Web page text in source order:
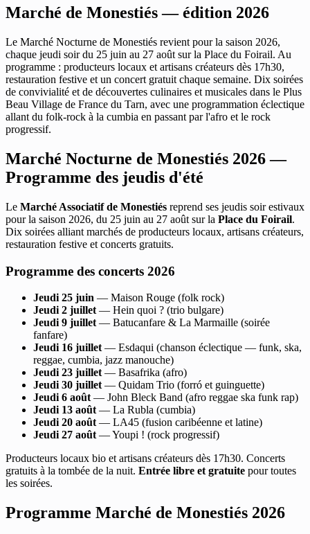
Marché de Monestiés — édition 2026
Le Marché Nocturne de Monestiés revient pour la saison 2026,
chaque jeudi soir du 25 juin au 27 août sur la Place du Foirail. Au
programme : producteurs locaux et artisans créateurs dès 17h30,
restauration festive et un concert gratuit chaque semaine. Dix soirées
de convivialité et de découvertes culinaires et musicales dans le Plus
Beau Village de France du Tarn, avec une programmation éclectique
allant du folk-rock à la cumbia en passant par l'afro et le rock
progressif.
Marché Nocturne de Monestiés 2026 —
Programme des jeudis d'été
Le Marché Associatif de Monestiés reprend ses jeudis soir estivaux
pour la saison 2026, du 25 juin au 27 août sur la Place du Foirail.
Dix soirées alliant marchés de producteurs locaux, artisans créateurs,
restauration festive et concerts gratuits.
Programme des concerts 2026
Jeudi 25 juin — Maison Rouge (folk rock)
Jeudi 2 juillet— Hein quoi ? (trio bulgare)
Jeudi 9 juillet— Batucanfare & La Marmaille (soirée
fanfare)
Jeudi 16 juillet— Esdaqui (chanson éclectique — funk, ska,
reggae, cumbia, jazz manouche)
Jeudi 23 juillet— Basafrika (afro)
Jeudi 30 juillet— Quidam Trio (forró et guinguette)
Jeudi 6 août— John Bleck Band (afro reggae ska funk rap)
Jeudi 13 août— La Rubla (cumbia)
Jeudi 20 août— LA45 (fusion caribéenne et latine)
Jeudi 27 août— Youpi ! (rock progressif)
Producteurs locaux bio et artisans créateurs dès 17h30. Concerts
gratuits à la tombée de la nuit. Entrée libre et gratuite pour toutes
les soirées.
Programme Marché de Monestiés 2026